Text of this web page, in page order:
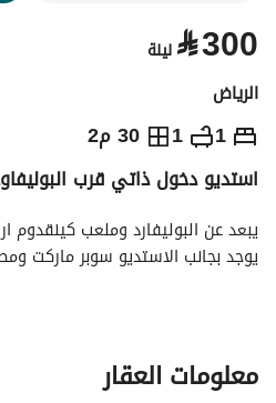
⃁300 ليلة
الرياض
1
1 30 م2 ⃁
300 يومياً
السياحة الاماكن القريبة
استديو دخول ذاتي قرب
يبعد عن البوليفارد وملعب كينقدوم ارينا
يوجد بجانب الاستديو سوبر ماركت
معلومات العقار